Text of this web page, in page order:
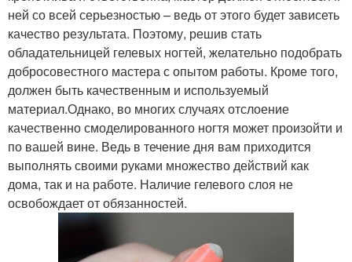
ней со всей серьезностью – ведь от этого будет зависеть
качество результата. Поэтому, решив стать
обладательницей гелевых ногтей, желательно подобрать
добросовестного мастера с опытом работы. Кроме того,
должен быть качественным и используемый
материал.Однако, во многих случаях отслоение
качественно смоделированного ногтя может произойти и
по вашей вине. Ведь в течение дня вам приходится
выполнять своими руками множество действий как
дома, так и на работе. Наличие гелевого слоя не
освобождает от обязанностей.